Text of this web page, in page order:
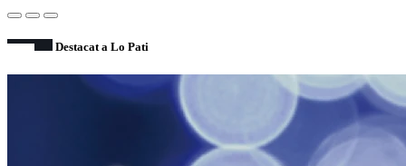
Destacat a Lo Pati